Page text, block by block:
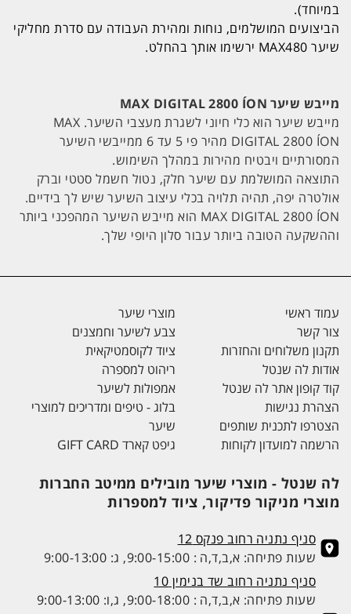
במיוחד).
הביצועים המושלמים, נוחות ומהירת העבודה עם סדרת מחליקי
שיער MAX480 ירשימו אותך בהחלט.
מייבש שיער MAX DIGITAL 2800 ÍON
מייבש שיער הוא כלי חיוני לשגרת מעצבי השיער. MAX
DIGITAL 2800 ÍON מהיר פי 5 עד 6 ממייבשי השיער
המסורתיים ויבטיח מהירות במהלך השימוש.
התוצאה המושלמת עם שיער חלק, נטול חשמל סטטי וברק
אולטרה יפה, תהיה תלויה בכלי עיצוב השיער שיש לך בידיים.
MAX DIGITAL 2800 ÍON הוא מייבש השיער המהפכני ביותר
וההשקעה הטובה ביותר עבור סלון היופי שלך.
עמוד ראשי
צור קשר
תקנון משלוחים והחזרות
אודות לה שנטל
קוד קופון אתר לה שנטל
הצהרת נגישות
הצטרפו לתכנית שותפים
הרשמה למועדון לקוחות
מוצרי שיער
צבע לשיער וחמצנים
ציוד לקוסמטיקאית
ריהוט למספרה
אמפולות לשיער
בלוג - טיפים ומדריכים למוצרי
שיער
גיפט קארד GIFT CARD
לה שנטל - מוצרי שיער מובילים ממיטב החברות
מוצרי מניקור פדיקור, ציוד למספרות
סניף נתניה רחוב פנקס 12
שעות פתיחה: א,ב,ד,ה : 9:00-15:00, ג: 9:00-13:00
סניף נתניה רחוב שד בנימין 10
שעות פתיחה: א,ב,ד,ה : 9:00-18:00, ג,ו: 9:00-13:00